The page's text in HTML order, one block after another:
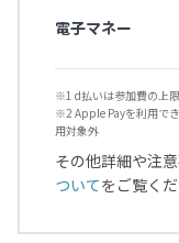
電子マネー
※1 d払いは参加費の上
※2 Apple Payを利用で
用対象外
その他詳細や注
ついてをご覧くだ